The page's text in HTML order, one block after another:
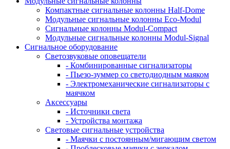
Компактные сигнальные колонны Half-Dome
Модульные сигнальные колонны Eco-Modul
Сигнальные колонны Modul-Compact
Модульные сигнальные колонны Modul-Signal
Сигнальное оборудование
Светозвуковые оповещатели
- Комбинированные сигнализаторы
- Пьезо-зуммер со светодиодным маяком
- Электромеханические сигнализаторы с
маячком
Аксессуары
- Источники света
- Устройства монтажа
Световые сигнальные устройства
- Маячки с постоянным/мигающим светом